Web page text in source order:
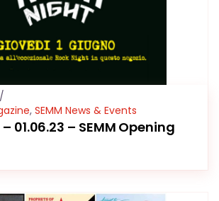
, SEMM News & Events
01.06.23 – SEMM Opening